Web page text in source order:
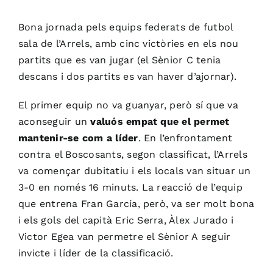
Bona jornada pels equips federats de futbol
sala de l’Arrels, amb cinc victòries en els nou
partits que es van jugar (el Sènior C tenia
descans i dos partits es van haver d’ajornar).
El primer equip no va guanyar, però sí que va
aconseguir un valuós empat que el permet
mantenir-se com a líder. En l’enfrontament
contra el Boscosants, segon classificat, l’Arrels
va començar dubitatiu i els locals van situar un
3-0 en només 16 minuts. La reacció de l’equip
que entrena Fran García, però, va ser molt bona
i els gols del capità Eric Serra, Àlex Jurado i
Victor Egea van permetre el Sènior A seguir
invicte i líder de la classificació.